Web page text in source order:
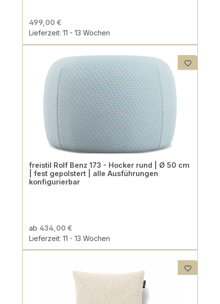
499,00 €
Lieferzeit: 11 - 13 Wochen
freistil Rolf Benz 173 - Hocker rund | Ø 50 cm
| fest gepolstert | alle Ausführungen
konfigurierbar
ab 434,00 €
Lieferzeit: 11 - 13 Wochen